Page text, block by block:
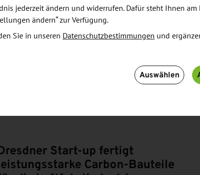
Start-up fertigt
Carbon-Bauteile
jederzeit ändern und widerrufen. Dafür steht Ihnen am
ändern“ zur Verfügung.
Sie in unseren Datenschutzbestimmungen und
Auswählen